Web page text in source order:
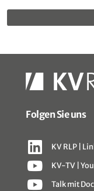
Folgen Sie uns
KV RLP |
KV-TV |
Talk mit